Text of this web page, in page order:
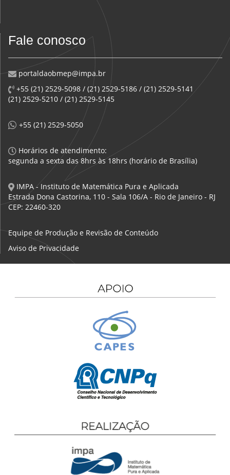
Fale conosco
portaldaobmep@impa.br
+55 (21) 2529-5098 / (21) 2529-5186 / (21) 2529-5141
(21) 2529-5210 / (21) 2529-5145
+55 (21) 2529-5050
Horários de atendimento:
segunda a sexta das 8hrs às 18hrs (horário de Brasília)
IMPA - Instituto de Matemática Pura e Aplicada
Estrada Dona Castorina, 110 - Sala 106/A - Rio de Janeiro - RJ
CEP: 22460-320
Equipe de Produção e Revisão de Conteúdo
Aviso de Privacidade